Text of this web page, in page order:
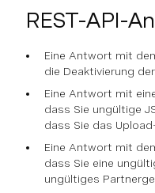
REST-API-
Eine Antwort mit
die Deaktivierung
Eine Antwort mit
dass Sie ungültige
dass Sie das
Eine Antwort mit
dass Sie eine
ungültiges